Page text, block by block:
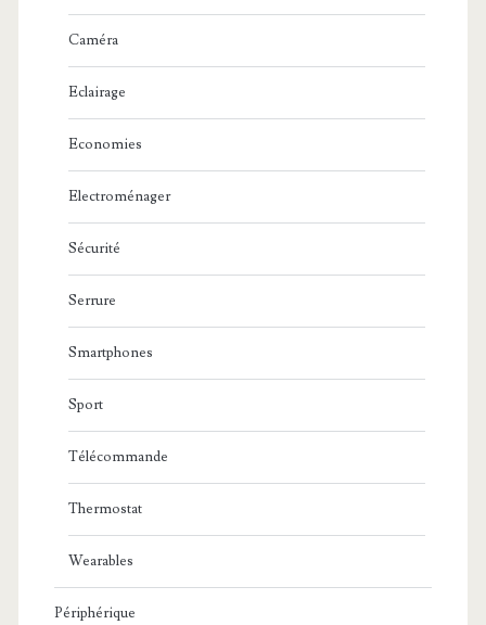
Caméra
Eclairage
Economies
Electroménager
Sécurité
Serrure
Smartphones
Sport
Télécommande
Thermostat
Wearables
Périphérique